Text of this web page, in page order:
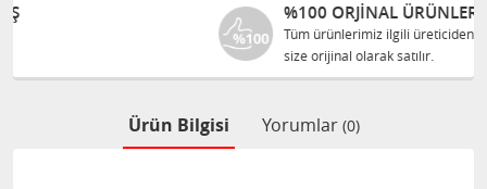
%100 ORJINAL ÜRÜNLER
Tüm ürünlerimiz ilgili üreticiden
size orijinal olarak satılır.
Ürün Bilgisi Yorumlar (0)